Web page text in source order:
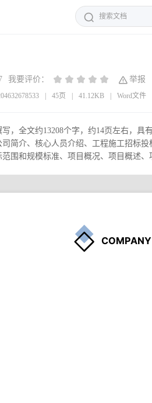
我要评价： 举报
45页 41.12KB Word文件
，全文约13208个字，约14页左右，
简介、核心人员介绍、工程施工招标
围和规模标准、项目概况、项目概述